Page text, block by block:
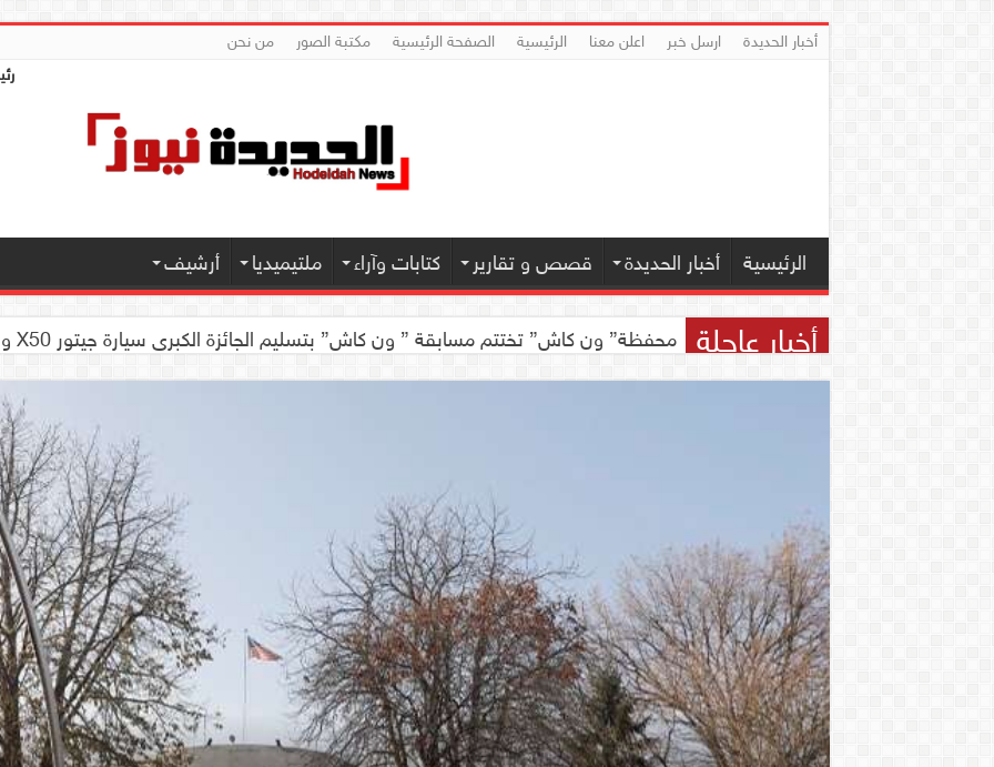
أخبار الحديدة ارسل خبر اعلن معنا الرئيسية الصفحة الرئيسية مكتبة الصور
من نحن
الرئيسية أخبار الحديدة قصص و تقارير كتابات وآراء ملتيميديا أرشيف
أخبار عاجلة محفظة” ون كاش” تختتم مسابقة ” ون كاش” بتسليم الجائزة الكبرى سيارة جيتور X50 والجوائز المالية لموديل 2026 بصنعاء